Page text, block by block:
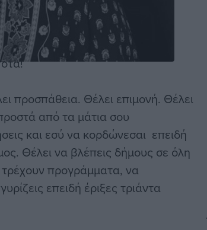
μέρα για το έργο της
τουλάχιστον μία
Κατάφερε να κάνει τους
προσπάθεια. Θέλει επιμονή. Θέλει
από τα μάτια σου
και εσύ να κορδώνεσαι επειδή
Θέλει να βλέπεις δήμους σε όλη
προγράμματα, να
επειδή έριξες τριάντα